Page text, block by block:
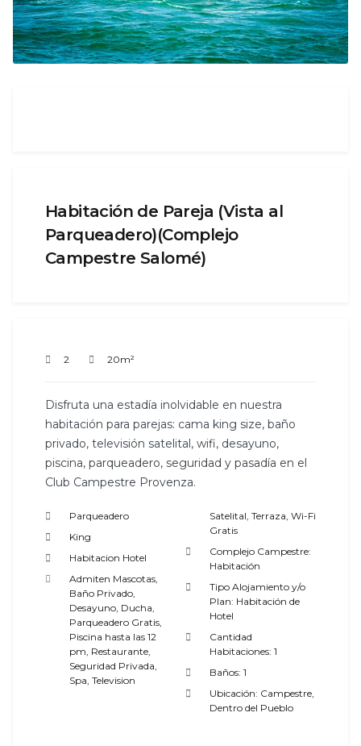
Habitación de Pareja (Vista al
Parqueadero)(Complejo
Campestre Salomé)
2 20m²
Disfruta una estadía inolvidable en nuestra
habitación para parejas: cama king size, baño
privado, televisión satelital, wifi, desayuno,
piscina, parqueadero, seguridad y pasadía en el
Club Campestre Provenza.
Parqueadero
King
Habitacion Hotel
Admiten Mascotas,
Baño Privado,
Desayuno, Ducha,
Parqueadero Gratis,
Piscina hasta las 12
pm, Restaurante,
Seguridad Privada,
Spa, Television
Satelital, Terraza, Wi-Fi
Gratis
Complejo Campestre:
Habitación
Tipo Alojamiento y/o
Plan: Habitación de
Hotel
Cantidad
Habitaciones: 1
Baños: 1
Ubicación: Campestre,
Dentro del Pueblo